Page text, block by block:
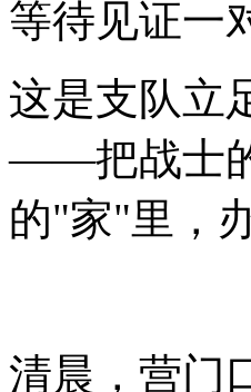
等待见证一
这是支队立
——把战士
的"家"里，
清晨，营门